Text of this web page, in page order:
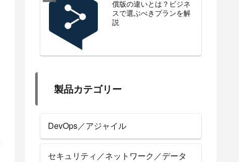
償版の違いとは？ビジネ
スで選ぶべきプランを解
説
製品カテゴリー
DevOps／アジャイル
セキュリティ／ネットワーク／データ